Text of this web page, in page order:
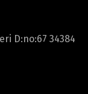
D:no:67 34384